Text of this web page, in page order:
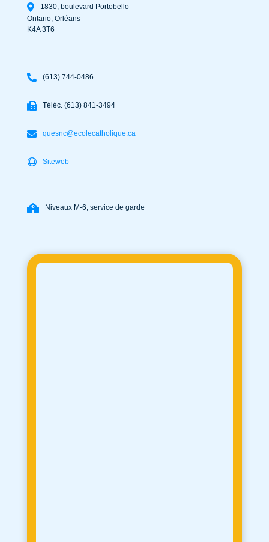
1830, boulevard Portobello
Ontario, Orléans
K4A 3T6
(613) 744-0486
Téléc. (613) 841-3494
quesnc@ecolecatholique.ca
Siteweb
Niveaux M-6, service de garde